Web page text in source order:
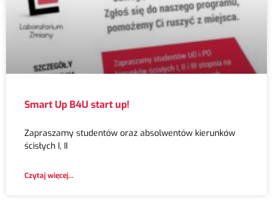
Smart Up B4U start up!
Zapraszamy studentów oraz absolwentów kierunków
ścisłych I, II
Czytaj więcej...